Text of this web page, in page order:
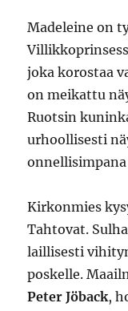
Madeleine on
joka korostaa
on meikattu
Ruotsin
urhoollisesti
onnellisimpana
Kirkonmies
Tahtovat.
laillisesti
poskelle.
Peter Jöback,